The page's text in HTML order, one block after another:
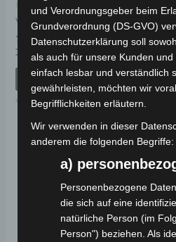
Kostenloser Versand
VSX LENKERSTANGE
Bewertet
mit
0
39,00
IN DEN WARENKORB
VSX
mit
0
5
und Verordnungsgeber beim
Grundverordnung (DS-GVO)
Datenschutzerklärung soll
als auch für unsere Kunden
einfach lesbar und verständlich
gewährleisten, möchten wir
Begrifflichkeiten erläutern.
Wir verwenden in dieser
anderem die folgenden Begriffe:
a)
Personenbezogene
die sich auf eine
natürliche Person (im
Person") beziehen. Als